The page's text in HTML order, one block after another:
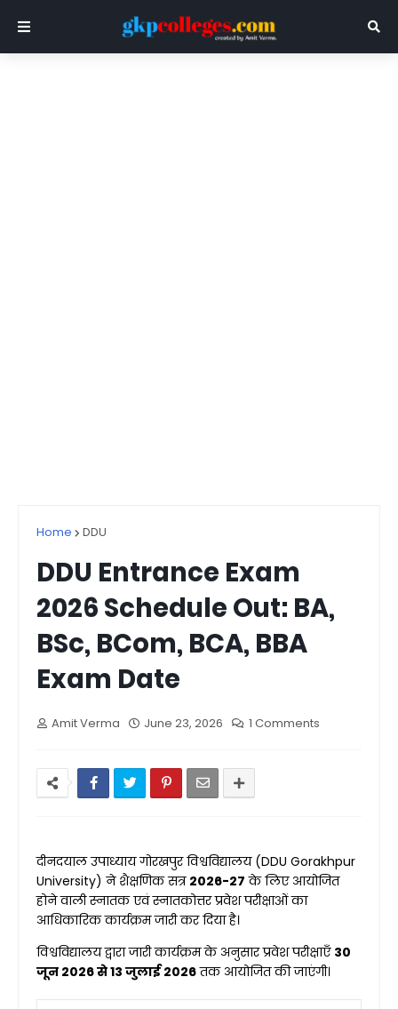
Home DDU
DDU Entrance Exam
2026 Schedule Out: BA,
BSc, BCom, BCA, BBA
Exam Date
Amit Verma June 23, 2026 1 Comments
दीनदयाल उपाध्याय गोरखपुर विश्वविद्यालय (DDU Gorakhpur
University) ने शैक्षणिक सत्र 2026-27 के लिए आयोजित
होने वाली स्नातक एवं स्नातकोत्तर प्रवेश परीक्षाओं का
आधिकारिक कार्यक्रम जारी कर दिया है।
विश्वविद्यालय द्वारा जारी कार्यक्रम के अनुसार प्रवेश परीक्षाएँ 30
जून 2026 से 13 जुलाई 2026तक आयोजित की जाएंगी।